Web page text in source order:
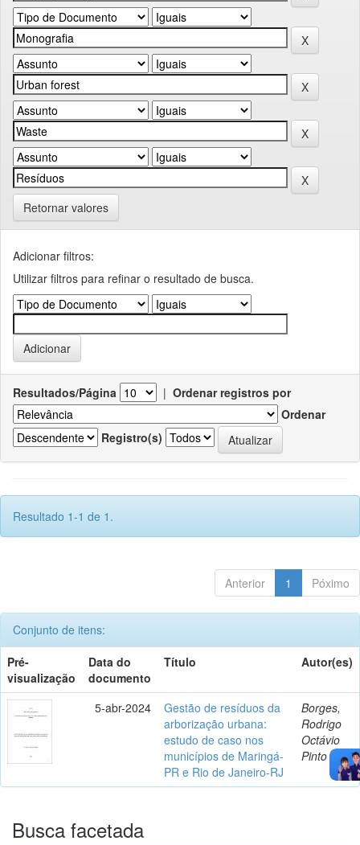
Retornar valores
Adicionar filtros:
Utilizar filtros para refinar o resultado de busca.
Resultados/Página | Ordenar registros por
Ordenar
Registro(s)
Resultado 1-1 de 1.
Anterior 1 Póximo
Conjunto de itens:
Pré-
visualização
Data do
documento
Título Autor(es)
5-abr-2024
Gestão de resíduos da
arborização urbana:
estudo de caso nos
municípios de Maringá-
PR e Rio de Janeiro-RJ
Borges,
Rodrigo
Octávio
Pinto
Busca facetada